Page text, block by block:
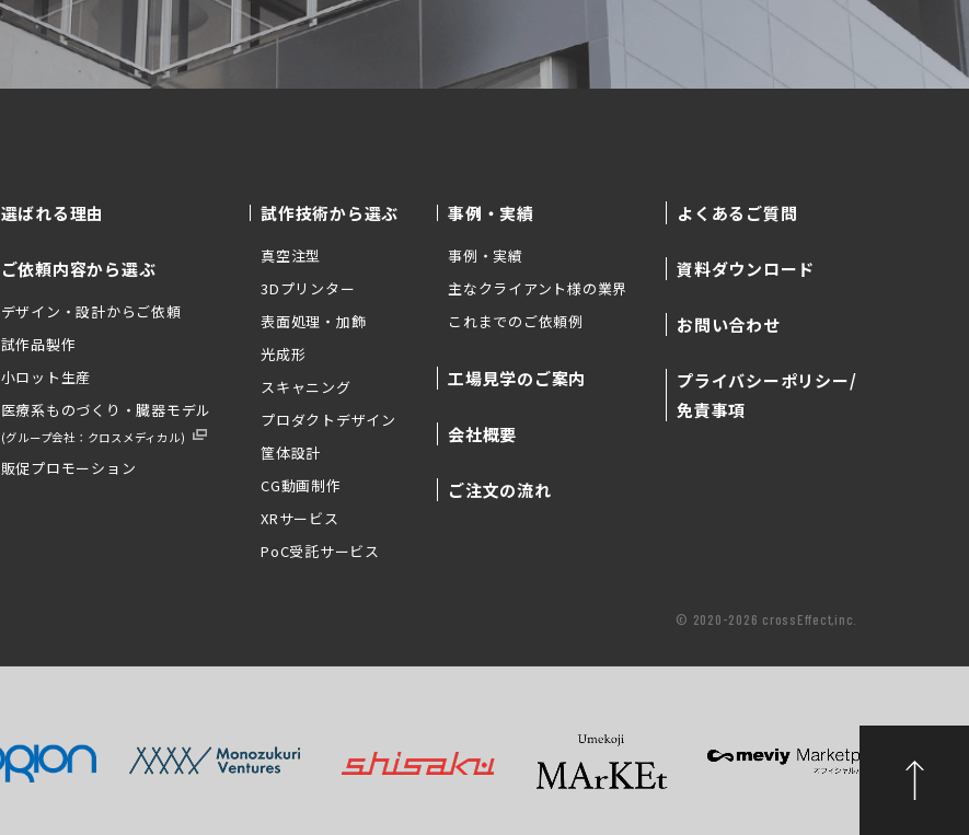
選ばれる理由
ご依頼内容から選ぶ
デザイン・設計からご依頼
試作品製作
小ロット生産
医療系ものづくり・臓器モデル
(グループ会社：クロスメディカル)
販促プロモーション
試作技術から選ぶ
真空注型
3Dプリンター
表面処理・加飾
光成形
スキャニング
プロダクトデザイン
筐体設計
CG動画制作
XRサービス
PoC受託サービス
事例・実績
事例・実績
主なクライアント様の業界
これまでのご依頼例
工場見学のご案内
会社概要
ご注文の流れ
よくあるご質問
資料ダウンロード
お問い合わせ
プライバシーポリシー/
免責事項
© 2020-2026 crossEffect,inc.